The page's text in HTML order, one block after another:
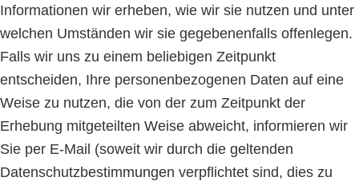
Informationen wir erheben, wie wir sie nutzen und unter
welchen Umständen wir sie gegebenenfalls offenlegen.
Falls wir uns zu einem beliebigen Zeitpunkt
entscheiden, Ihre personenbezogenen Daten auf eine
Weise zu nutzen, die von der zum Zeitpunkt der
Erhebung mitgeteilten Weise abweicht, informieren wir
Sie per E-Mail (soweit wir durch die geltenden
Datenschutzbestimmungen verpflichtet sind, dies zu